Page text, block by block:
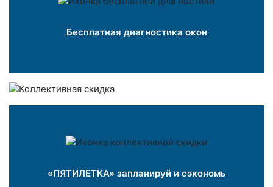
Бесплатная диагностика окон
«ПЯТИЛЕТКА» запланируй и сэкономь